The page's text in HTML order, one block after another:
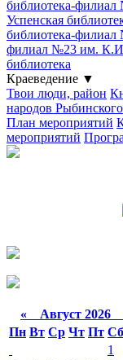
библиотека-
Успенская
библиотека-
филиал №23 им.
библиотека
Краеведение ▼
Твои люди, район
народов
План мероприятий
мероприятий
« Август 2026
Пн Вт Ср Чт Пт Сб
1